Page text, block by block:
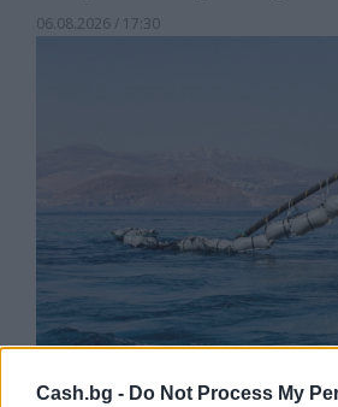
Cash.bg - Do Not Process My
06.08.2026 / 17:30
Френска инвестиция